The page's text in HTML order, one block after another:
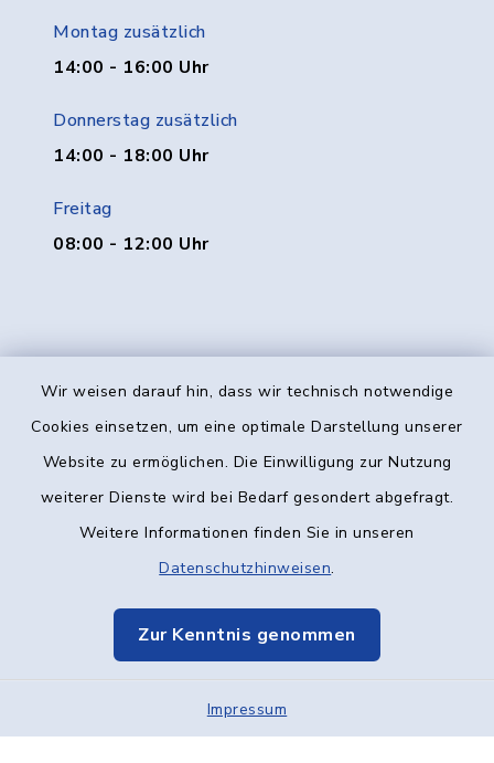
Wir weisen darauf hin, dass wir technisch notwendige
Cookies einsetzen, um eine optimale Darstellung unserer
Website zu ermöglichen. Die Einwilligung zur Nutzung
weiterer Dienste wird bei Bedarf gesondert abgefragt.
Weitere Informationen finden Sie in unseren
Datenschutzhinweisen.
Zur Kenntnis genommen
Impressum
Montag zusätzlich
14:00 - 16:00 Uhr
Donnerstag zusätzlich
14:00 - 18:00 Uhr
Freitag
08:00 - 12:00 Uhr
Kontakt
Datenschutz
Elektronische Kommunikation
Sitemap